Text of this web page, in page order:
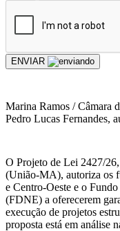
ENVIAR
Marina Ramos / Câmara
Pedro Lucas Fernandes,
O Projeto de Lei 2427/
(União-MA), autoriza os
e Centro-Oeste e o
(FDNE) a oferecerem
execução de projetos
proposta está em análise